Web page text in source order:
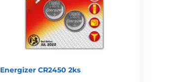
Energizer CR2450 2ks